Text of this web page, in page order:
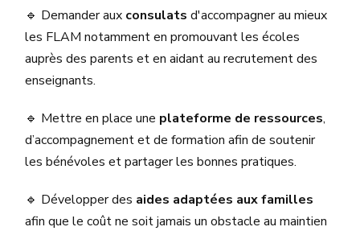
🔹 Demander aux consulatsd'accompagner au mieux
les FLAM notamment en promouvant les écoles
auprès des parents et en aidant au recrutement des
enseignants.
🔹 Mettre en place une plateforme de ressources,
d’accompagnement et de formation afin de soutenir
les bénévoles et partager les bonnes pratiques.
🔹 Développer des aides adaptées aux familles
afin que le coût ne soit jamais un obstacle au maintien